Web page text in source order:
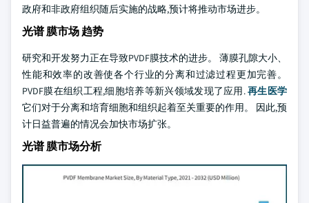
政府和非政府组织随后实施的战略,预计将推动市场进步。
光谱 膜市场 趋势
研究和开发努力正在导致PVDF膜技术的进步。 薄膜孔隙大小、
性能和效率的改善使各个行业的分离和过滤过程更加完善。
PVDF膜在组织工程,细胞培养等新兴领域发现了应用.再生医学
它们对于分离和培育细胞和组织起着至关重要的作用。 因此,预
计日益普遍的情况会加快市场扩张。
光谱 膜市场分析